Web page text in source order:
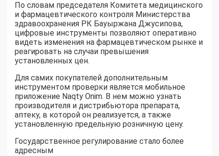
По словам председателя Комитета медицинского
и фармацевтического контроля Министерства
здравоохранения РК Бауыржана Джусипова,
цифровые инструменты позволяют оперативно
видеть изменения на фармацевтическом рынке и
реагировать на случаи превышения
установленных цен.
Для самих покупателей дополнительным
инструментом проверки является мобильное
приложение Naqty Onim. В нем можно узнать
производителя и дистрибьютора препарата,
аптеку, в которой он реализуется, а также
установленную предельную розничную цену.
Государственное регулирование стало более
адресным